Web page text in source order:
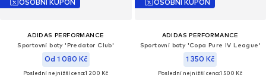
OSOBNÍ KUPÓN
ADIDAS PERFORMANCE
Sportovní boty 'Predator Club'
Od 1 080 Kč
Poslední nejnižší cena:1 200 Kč
OSOBNÍ KUPÓN
ADIDAS PERFORMANCE
Sportovní boty 'Copa Pure IV League'
1 350 Kč
Poslední nejnižší cena:1 500 Kč